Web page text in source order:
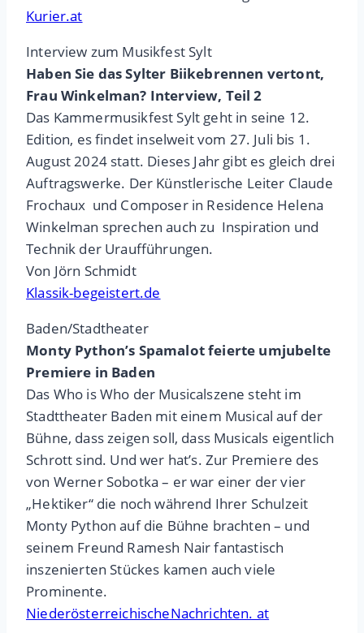
Kurier.at
Interview zum Musikfest Sylt
Haben Sie das Sylter Biikebrennen vertont,
Frau Winkelman? Interview, Teil 2
Das Kammermusikfest Sylt geht in seine 12.
Edition, es findet inselweit vom 27. Juli bis 1.
August 2024 statt. Dieses Jahr gibt es gleich drei
Auftragswerke. Der Künstlerische Leiter Claude
Frochaux und Composer in Residence Helena
Winkelman sprechen auch zu Inspiration und
Technik der Uraufführungen.
Von Jörn Schmidt
Klassik-begeistert.de
Baden/Stadtheater
Monty Python’s Spamalot feierte umjubelte
Premiere in Baden
Das Who is Who der Musicalszene steht im
Stadttheater Baden mit einem Musical auf der
Bühne, dass zeigen soll, dass Musicals eigentlich
Schrott sind. Und wer hat’s. Zur Premiere des
von Werner Sobotka – er war einer der vier
„Hektiker“ die noch während Ihrer Schulzeit
Monty Python auf die Bühne brachten – und
seinem Freund Ramesh Nair fantastisch
inszenierten Stückes kamen auch viele
Prominente.
NiederösterreichischeNachrichten. at